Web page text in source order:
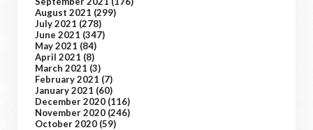
August 2021 (299)
July 2021 (278)
June 2021 (347)
May 2021 (84)
April 2021 (8)
March 2021 (3)
February 2021 (7)
January 2021 (60)
December 2020 (116)
November 2020 (246)
October 2020 (59)